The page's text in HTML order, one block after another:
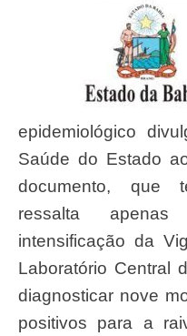
epidemiológico
Saúde do Estado
documento, que
ressalta
intensificação da
Laboratório Central
diagnosticar nove
positivos para a